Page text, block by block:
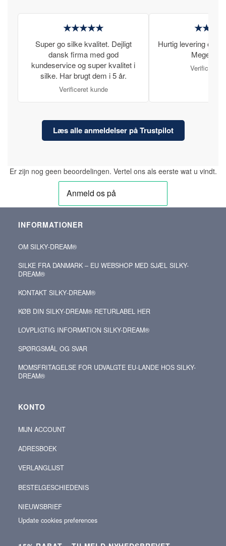
★★★★★
Super go silke kvalitet. Dejligt
dansk firma med god
kundeservice og super kvalitet i
silke. Har brugt dem i 5 år.
Verificeret kunde
Hurtig levering og
Meget
Verificeret
Læs alle anmeldelser på Trustpilot
Er zijn nog geen beoordelingen. Vertel ons als eerste wat u vindt.
INFORMATIONER
OM SILKY‑DREAM®
SILKE FRA DANMARK – EU WEBSHOP MED SJÆL SILKY-
DREAM®
KONTAKT SILKY‑DREAM®
KØB DIN SILKY‑DREAM® RETURLABEL HER
LOVPLIGTIG INFORMATION SILKY-DREAM®
SPØRGSMÅL OG SVAR
MOMSFRITAGELSE FOR UDVALGTE EU-LANDE HOS SILKY-
DREAM®
KONTO
MIJN ACCOUNT
ADRESBOEK
VERLANGLIJST
BESTELGESCHIEDENIS
NIEUWSBRIEF
Update cookies preferences